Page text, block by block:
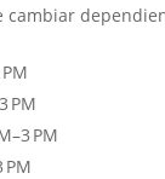
cambiar
PM
PM
PM